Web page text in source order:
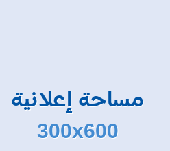
مساحة إعلانية
300x600